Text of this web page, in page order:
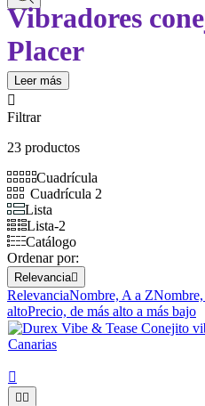
Juguetes Eróticos
Vibradores
Vibradores
Placer
Descubre nuestra colección de
conocidos como
intensas y satisfacción total.
disfrutar de momentos de placer
Leer más

Filtrar
23 productos
Cuadrícula
Cuadrícula 2
Lista
Lista-2
Catálogo
Ordenar por:
Relevancia
RelevanciaNombre, A a Z
altoPrecio, de más alto a más bajo

 